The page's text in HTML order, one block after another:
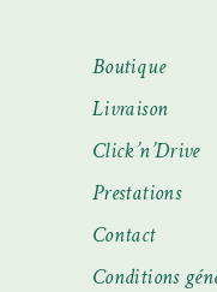
Boutique
Livraison
Click’n’Drive
Prestations
Contact
Conditions